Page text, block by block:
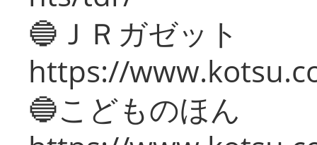
🔵ＪＲガゼット
https://
🔵こどものほん